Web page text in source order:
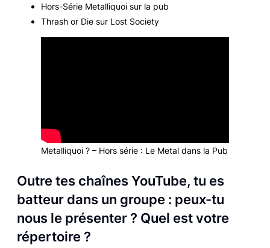
Hors-Série Metalliquoi sur la pub
Thrash or Die sur Lost Society
Metalliquoi ? – Hors série : Le Metal dans la Pub
Outre tes chaînes YouTube, tu es
batteur dans un groupe : peux-tu
nous le présenter ? Quel est votre
répertoire ?